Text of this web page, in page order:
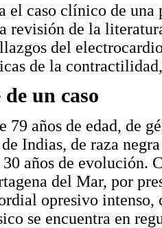
el caso clínico de
revisión de la
del
de la
un caso
79 años de edad, de
Indias, de raza
años de evolución.
del Mar, por
opresivo intenso,
se encuentra en